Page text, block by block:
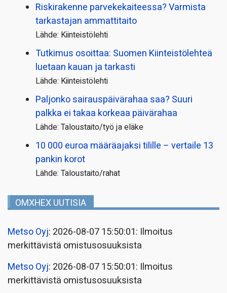
Riskirakenne parvekekaiteessa? Varmista
tarkastajan ammattitaito
Lähde: Kiinteistölehti
Tutkimus osoittaa: Suomen Kiinteistölehteä
luetaan kauan ja tarkasti
Lähde: Kiinteistölehti
Paljonko sairauspäivä­rahaa saa? Suuri
palkka ei takaa korkeaa päivärahaa
Lähde: Taloustaito/työ ja eläke
10 000 euroa määräajaksi tilille – vertaile 13
pankin korot
Lähde: Taloustaito/rahat
OMXHEX UUTISIA
Metso Oyj: 2026-08-07 15:50:01: Ilmoitus
merkittävistä omistusosuuksista
Metso Oyj: 2026-08-07 15:50:01: Ilmoitus
merkittävistä omistusosuuksista